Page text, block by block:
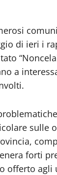
di ieri i
a
sulle
forti
offerto agli